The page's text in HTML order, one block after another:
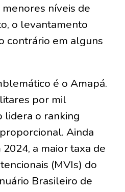
níveis de
o levantamento
contrário em alguns
é o Amapá.
por mil
lidera o ranking
Ainda
a maior taxa de
(MVIs) do
Brasileiro de